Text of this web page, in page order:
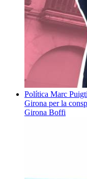
Política Marc
Girona per la
Girona Boffi